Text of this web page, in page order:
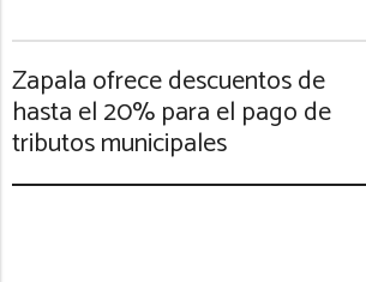
Zapala ofrece descuentos de
hasta el 20% para el pago de
tributos municipales